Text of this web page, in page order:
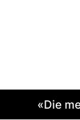
meisten